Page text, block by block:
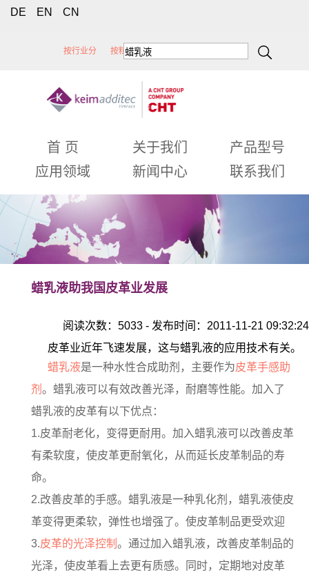
DE EN CN
按行业分 按粒径分
首 页 关于我们
产品型号
应用领域
新闻中心 联系我们
蜡乳液助我国皮革业发展
阅读次数：5033 - 发布时间：2011-11-21 09:32:24
皮革业近年飞速发展，这与蜡乳液的应用技术有关。
蜡乳液是一种水性合成助剂，主要作为皮革手感助
剂 。蜡乳液可以有效改善光泽，耐磨等性能。加入了
蜡乳液的皮革有以下优点：
1.皮革耐老化，变得更耐用。加入蜡乳液可以改善皮革
有柔软度，使皮革更耐氧化，从而延长皮革制品的寿
命。
2.改善皮革的手感。蜡乳液是一种乳化剂，蜡乳液使皮
革变得更柔软，弹性也增强了。使皮革制品更受欢迎
3.皮革的光泽控制 。通过加入蜡乳液，改善皮革制品的
光泽，使皮革看上去更有质感。同时，定期地对皮革